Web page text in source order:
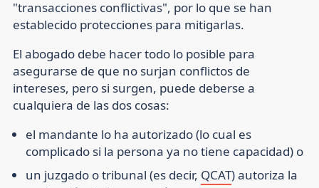
"transacciones conflictivas", por lo que se han
establecido protecciones para mitigarlas.
El abogado debe hacer todo lo posible para
asegurarse de que no surjan conflictos de
intereses, pero si surgen, puede deberse a
cualquiera de las dos cosas:
el mandante lo ha autorizado (lo cual es
complicado si la persona ya no tiene capacidad) o
un juzgado o tribunal (es decir, QCAT) autoriza la